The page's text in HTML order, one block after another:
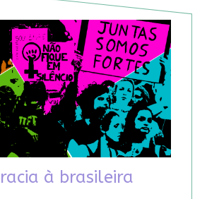
à brasileira